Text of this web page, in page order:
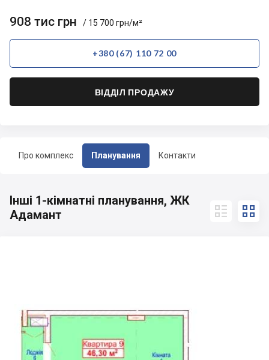
Про комплекс Планування Контакти
908 тис грн / 15 700 грн/м²
+380 (67) 110 72 00
ВІДДІЛ ПРОДАЖУ
Інші 1-кімнатні планування, ЖК
Адамант
 